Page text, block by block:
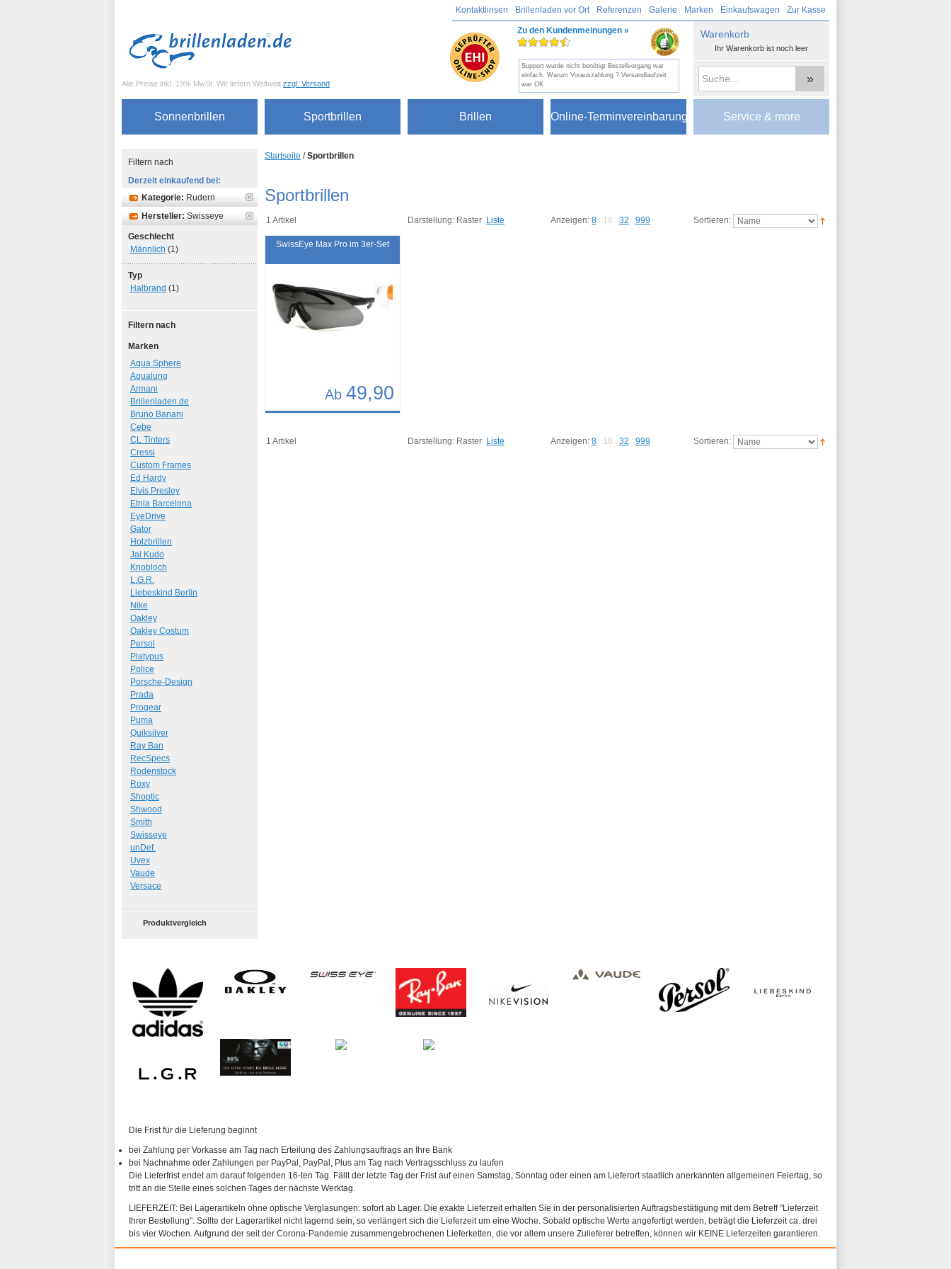
Kontaktlinsen Brillenladen vor Ort Referenzen Galerie Marken Einkaufswagen Zur Kasse
Zu den Kundenmeinungen »
Support wurde nicht benötigt Bestellvorgang war
einfach. Warum Vorauszahlung ? Versandlaufzeit
war OK
Alle Preise inkl. 19% MwSt. Wir liefern Weltweit zzgl. Versand »
Warenkorb
Ihr Warenkorb ist noch leer
Sonnenbrillen Sportbrillen Brillen Online-Terminvereinbarung Service & more
Startseite /Sportbrillen
Sportbrillen
1 Artikel Sortieren:
Anzeigen: 8 16 32 999
Darstellung: Raster Liste
SwissEye Max Pro im 3er-Set
Ab 49,90
Art.-Nr.: 6975
1 Artikel Sortieren:
Anzeigen: 8 16 32 999
Darstellung: Raster Liste
Filtern nach
Derzeit einkaufend bei:
Kategorie: Rudern
Hersteller: Swisseye
Geschlecht
Männlich (1)
Typ
Halbrand (1)
Filtern nach
Marken
Aqua Sphere
Aqualung
Armani
Brillenladen.de
Bruno Banani
Cebe
CL Tinters
Cressi
Custom Frames
Ed Hardy
Elvis Presley
Etnia Barcelona
EyeDrive
Gator
Holzbrillen
Jai Kudo
Knobloch
L.G.R.
Liebeskind Berlin
Nike
Oakley
Oakley Costum
Persol
Platypus
Police
Porsche-Design
Prada
Progear
Puma
Quiksilver
Ray Ban
RecSpecs
Rodenstock
Roxy
Shoptic
Shwood
Smith
Swisseye
unDef.
Uvex
Vaude
Versace
Produktvergleich
Die Frist für die Lieferung beginnt
bei Zahlung per Vorkasse am Tag nach Erteilung des Zahlungsauftrags an Ihre Bank
bei Nachnahme oder Zahlungen per PayPal, PayPal, Plus am Tag nach Vertragsschluss zu laufen
Die Lieferfrist endet am darauf folgenden 16-ten Tag. Fällt der letzte Tag der Frist auf einen Samstag, Sonntag oder einen am Lieferort staatlich anerkannten allgemeinen Feiertag, so
tritt an die Stelle eines solchen Tages der nächste Werktag.
LIEFERZEIT: Bei Lagerartikeln ohne optische Verglasungen: sofort ab Lager. Die exakte Lieferzeit erhalten Sie in der personalisierten Auftragsbestätigung mit dem Betreff "Lieferzeit
Ihrer Bestellung". Sollte der Lagerartikel nicht lagernd sein, so verlängert sich die Lieferzeit um eine Woche. Sobald optische Werte angefertigt werden, beträgt die Lieferzeit ca. drei
bis vier Wochen. Aufgrund der seit der Corona-Pandemie zusammengebrochenen Lieferketten, die vor allem unsere Zulieferer betreffen, können wir KEINE Lieferzeiten garantieren.